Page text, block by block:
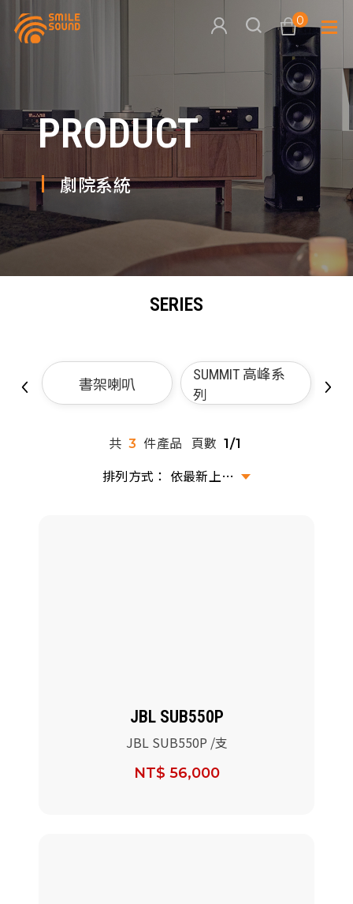
0
商品分類查詢
請選擇商品分類
請選擇分類
品牌分
多媒體
家用音
周邊系
派對喇
PRODUCT
劇院系統
SERIES
書架喇叭
SUMMIT 高峰系
列
共 3 件產品 頁數 1/1
依最新上架排序
JBL SUB550P
JBL SUB550P /支
NT$ 56,000